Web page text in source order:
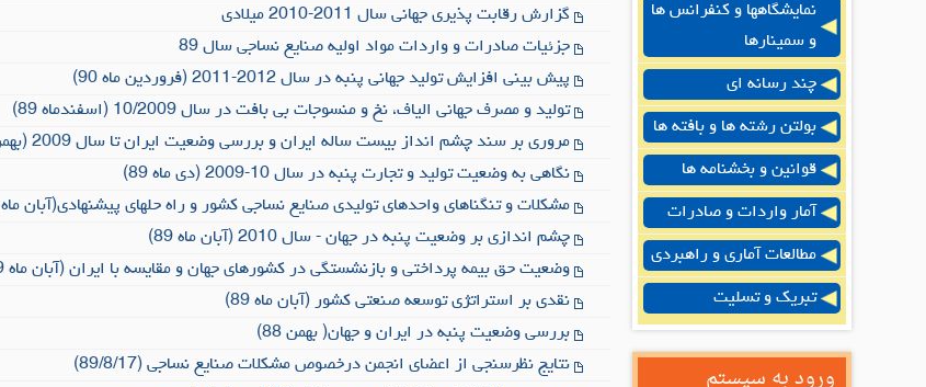
نمایشگاهها و کنفرانس ها
و سمینارها
چند رسانه ای
بولتن رشته ها و بافته ها
قوانین و بخشنامه ها
آمار واردات و صادرات
مطالعات آماری و راهبردی
تبریک و تسلیت
ورود به سیستم
گزارش رقابت پذیری جهانی سال 2011-2010 میلادی
جزئیات صادرات و واردات مواد اولیه صنایع نساجی سال 89
پیش بینی افزایش تولید جهانی پنبه در سال 2012-2011 (فروردین ماه 90)
تولید و مصرف جهانی الیاف، نخ و منسوجات بی بافت در سال 10/2009 (اسفندماه 89)
مروری بر سند چشم انداز بیست ساله ایران و بررسی وضعیت ایران تا سال 2009 (بهمن ماه 89)
نگاهی به وضعیت تولید و تجارت پنبه در سال 10-2009 (دی ماه 89)
مشکلات و تنگناهای واحدهای تولیدی صنایع نساجی کشور و راه حلهای پیشنهادی(آبان ماه 89)
چشم اندازی بر وضعیت پنبه در جهان - سال 2010 (آبان ماه 89)
وضعیت حق بیمه پرداختی و بازنشستگی در کشورهای جهان و مقایسه با ایران (آبان ماه 89)
نقدی بر استراتژی توسعه صنعتی کشور (آبان ماه 89)
بررسی وضعیت پنبه در ایران و جهان( بهمن 88)
نتایج نظرسنجی از اعضای انجمن درخصوص مشکلات صنایع نساجی (89/8/17)